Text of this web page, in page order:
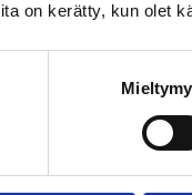
on kerätty, kun olet